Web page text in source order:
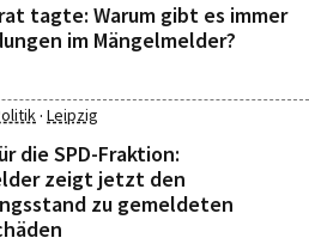
tagte: Warum gibt es immer
im Mängelmelder?
· Leipzig
die SPD-Fraktion:
zeigt jetzt den
zu gemeldeten